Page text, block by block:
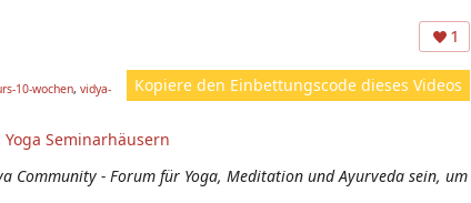
ns
ic
ht
e
1
Kopiere den Einbettungscode dieses Videos
10-wochen, vidya-
Seminarhäusern
Community - Forum für Yoga, Meditation und Ayurveda sein, um